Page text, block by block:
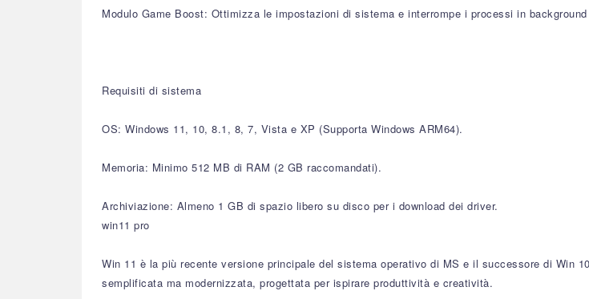
Modulo Game Boost: Ottimizza le impostazioni di sistema e interrompe i processi in
Requisiti di sistema
OS: Windows 11, 10, 8.1, 8, 7, Vista e XP (Supporta Windows ARM64).
Memoria: Minimo 512 MB di RAM (2 GB raccomandati).
Archiviazione: Almeno 1 GB di spazio libero su disco per i download dei driver.
win11 pro
Win 11 è la più recente versione principale del sistema operativo di MS e il successore di Win
semplificata ma modernizzata, progettata per ispirare produttività e creatività.